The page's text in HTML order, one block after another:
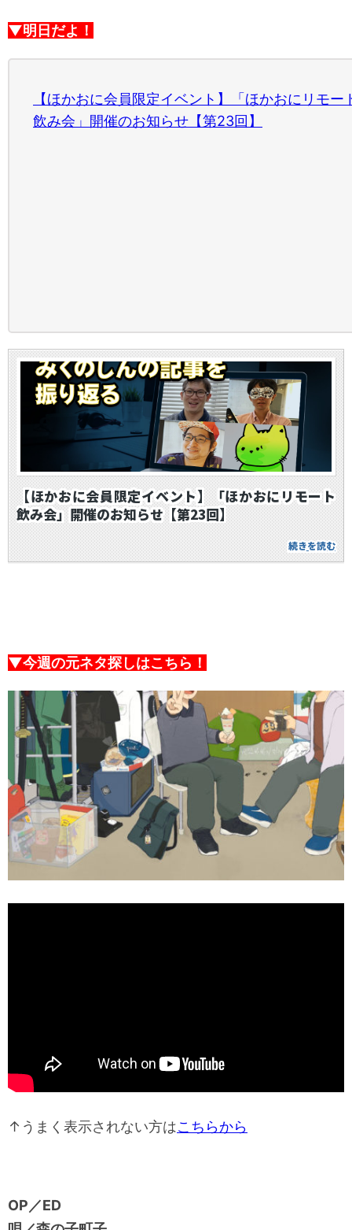
ヤ
▼明日だよ！
【ほかおに会員限定イベント】「ほかおにリモー
飲み会」開催のお知らせ【第23回】
▼今週の元ネタ探しはこちら！
↑うまく表示されない方はこちらから
OP／ED